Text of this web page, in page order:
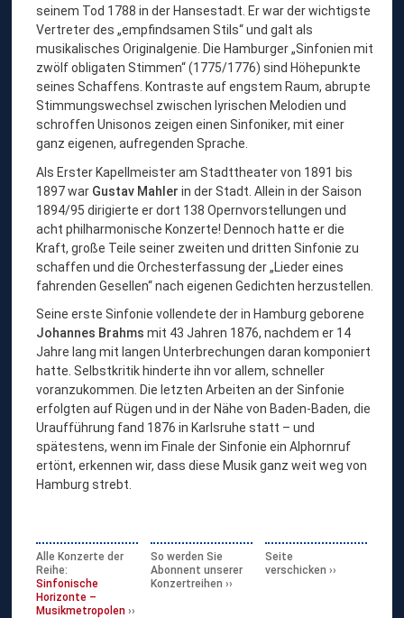
seinem Tod 1788 in der Hansestadt. Er war der wichtigste
Vertreter des „empfindsamen Stils“ und galt als
musikalisches Originalgenie. Die Hamburger „Sinfonien mit
zwölf obligaten Stimmen“ (1775/1776) sind Höhepunkte
seines Schaffens. Kontraste auf engstem Raum, abrupte
Stimmungswechsel zwischen lyrischen Melodien und
schroffen Unisonos zeigen einen Sinfoniker, mit einer
ganz eigenen, aufregenden Sprache.
Als Erster Kapellmeister am Stadttheater von 1891 bis
1897 war Gustav Mahlerin der Stadt. Allein in der Saison
1894/95 dirigierte er dort 138 Opernvorstellungen und
acht philharmonische Konzerte! Dennoch hatte er die
Kraft, große Teile seiner zweiten und dritten Sinfonie zu
schaffen und die Orchesterfassung der „Lieder eines
fahrenden Gesellen“ nach eigenen Gedichten herzustellen.
Seine erste Sinfonie vollendete der in Hamburg geborene
Johannes Brahmsmit 43 Jahren 1876, nachdem er 14
Jahre lang mit langen Unterbrechungen daran komponiert
hatte. Selbstkritik hinderte ihn vor allem, schneller
voranzukommen. Die letzten Arbeiten an der Sinfonie
erfolgten auf Rügen und in der Nähe von Baden-Baden, die
Uraufführung fand 1876 in Karlsruhe statt – und
spätestens, wenn im Finale der Sinfonie ein Alphornruf
ertönt, erkennen wir, dass diese Musik ganz weit weg von
Hamburg strebt.
Alle Konzerte der
Reihe:
Sinfonische
Horizonte –
Musikmetropolen
So werden Sie
Abonnent unserer
Konzertreihen
Seite
verschicken